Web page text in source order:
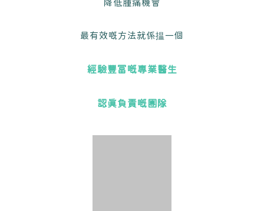
降低腫痛機會
最有效嘅方法就係揾一個
經驗豐富嘅專業醫生
認真負責嘅團隊